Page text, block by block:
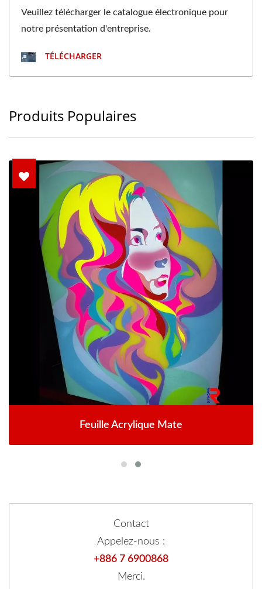
Veuillez télécharger le catalogue électronique pour
notre présentation d'entreprise.
TÉLÉCHARGER
Produits Populaires
Feuille Acrylique Mate
Contact
Appelez-nous :
+886 7 6900868
Merci.